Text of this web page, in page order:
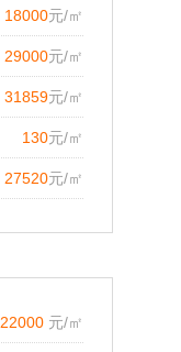
18000元/㎡
29000元/㎡
31859元/㎡
130元/㎡
27520元/㎡
22000 元/㎡